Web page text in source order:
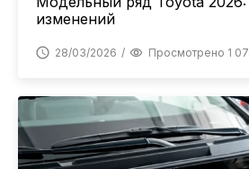
изменений
28/03/2026 Просмотрено 1